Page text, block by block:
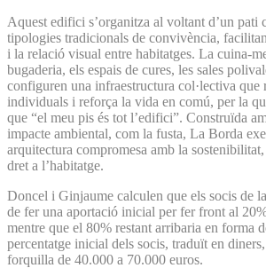
Aquest edifici s’organitza al voltant d’un pati
tipologies tradicionals de convivència,
i la relació visual entre habitatges. La cuina-
bugaderia, els espais de cures, les sales
configuren una infraestructura col·lectiva que
individuals i reforça la vida en comú, per la
que “el meu pis és tot l’edifici”. Construïda
impacte ambiental, com la fusta, La Borda
arquitectura compromesa amb la
dret a l’habitatge.
Doncel i Ginjaume calculen que els socis de
de fer una aportació inicial per fer front al
mentre que el 80% restant arribaria en forma
percentatge inicial dels socis, traduït en
forquilla de 40.000 a 70.000 euros.